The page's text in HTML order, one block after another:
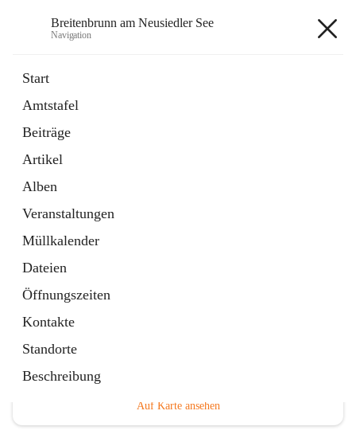
Breitenbrunn am Neusiedler See
Navigation
Start
Amtstafel
Beiträge
Artikel
Alben
Veranstaltungen
Müllkalender
Dateien
Öffnungszeiten
Kontakte
Standorte
Beschreibung
18 Schnellzugriffe
Gemeindeservice
Auf Karte ansehen